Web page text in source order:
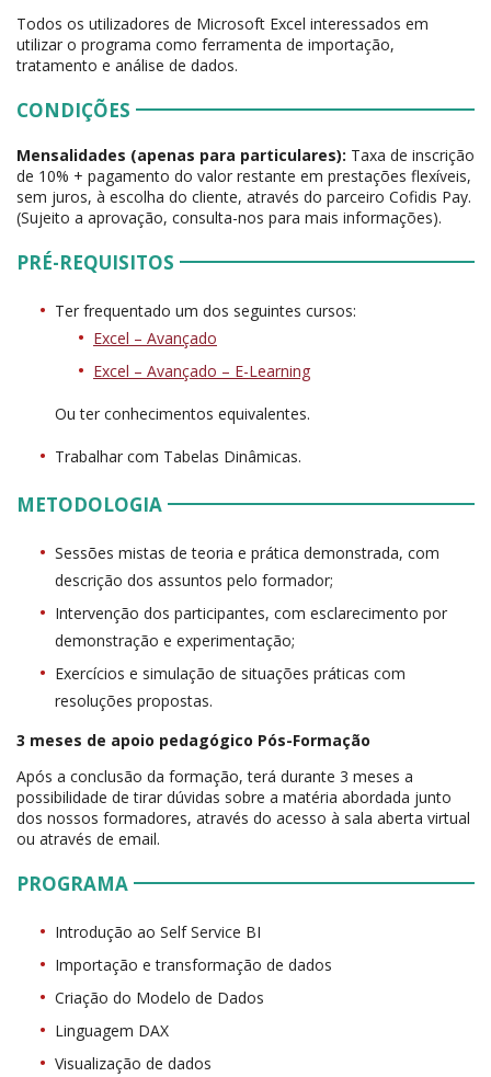
Todos os utilizadores de Microsoft Excel interessados em
utilizar o programa como ferramenta de importação,
tratamento e análise de dados.
CONDIÇÕES
Mensalidades (apenas para particulares): Taxa de inscrição
de 10% + pagamento do valor restante em prestações flexíveis,
sem juros, à escolha do cliente, através do parceiro Cofidis Pay.
(Sujeito a aprovação, consulta-nos para mais informações).
PRÉ-REQUISITOS
Ter frequentado um dos seguintes cursos:
Excel – Avançado
Excel – Avançado – E-Learning
Ou ter conhecimentos equivalentes.
Trabalhar com Tabelas Dinâmicas.
METODOLOGIA
Sessões mistas de teoria e prática demonstrada, com
descrição dos assuntos pelo formador;
Intervenção dos participantes, com esclarecimento por
demonstração e experimentação;
Exercícios e simulação de situações práticas com
resoluções propostas.
3 meses de apoio pedagógico Pós-Formação
Após a conclusão da formação, terá durante 3 meses a
possibilidade de tirar dúvidas sobre a matéria abordada junto
dos nossos formadores, através do acesso à sala aberta virtual
ou através de email.
PROGRAMA
Introdução ao Self Service BI
Importação e transformação de dados
Criação do Modelo de Dados
Linguagem DAX
Visualização de dados